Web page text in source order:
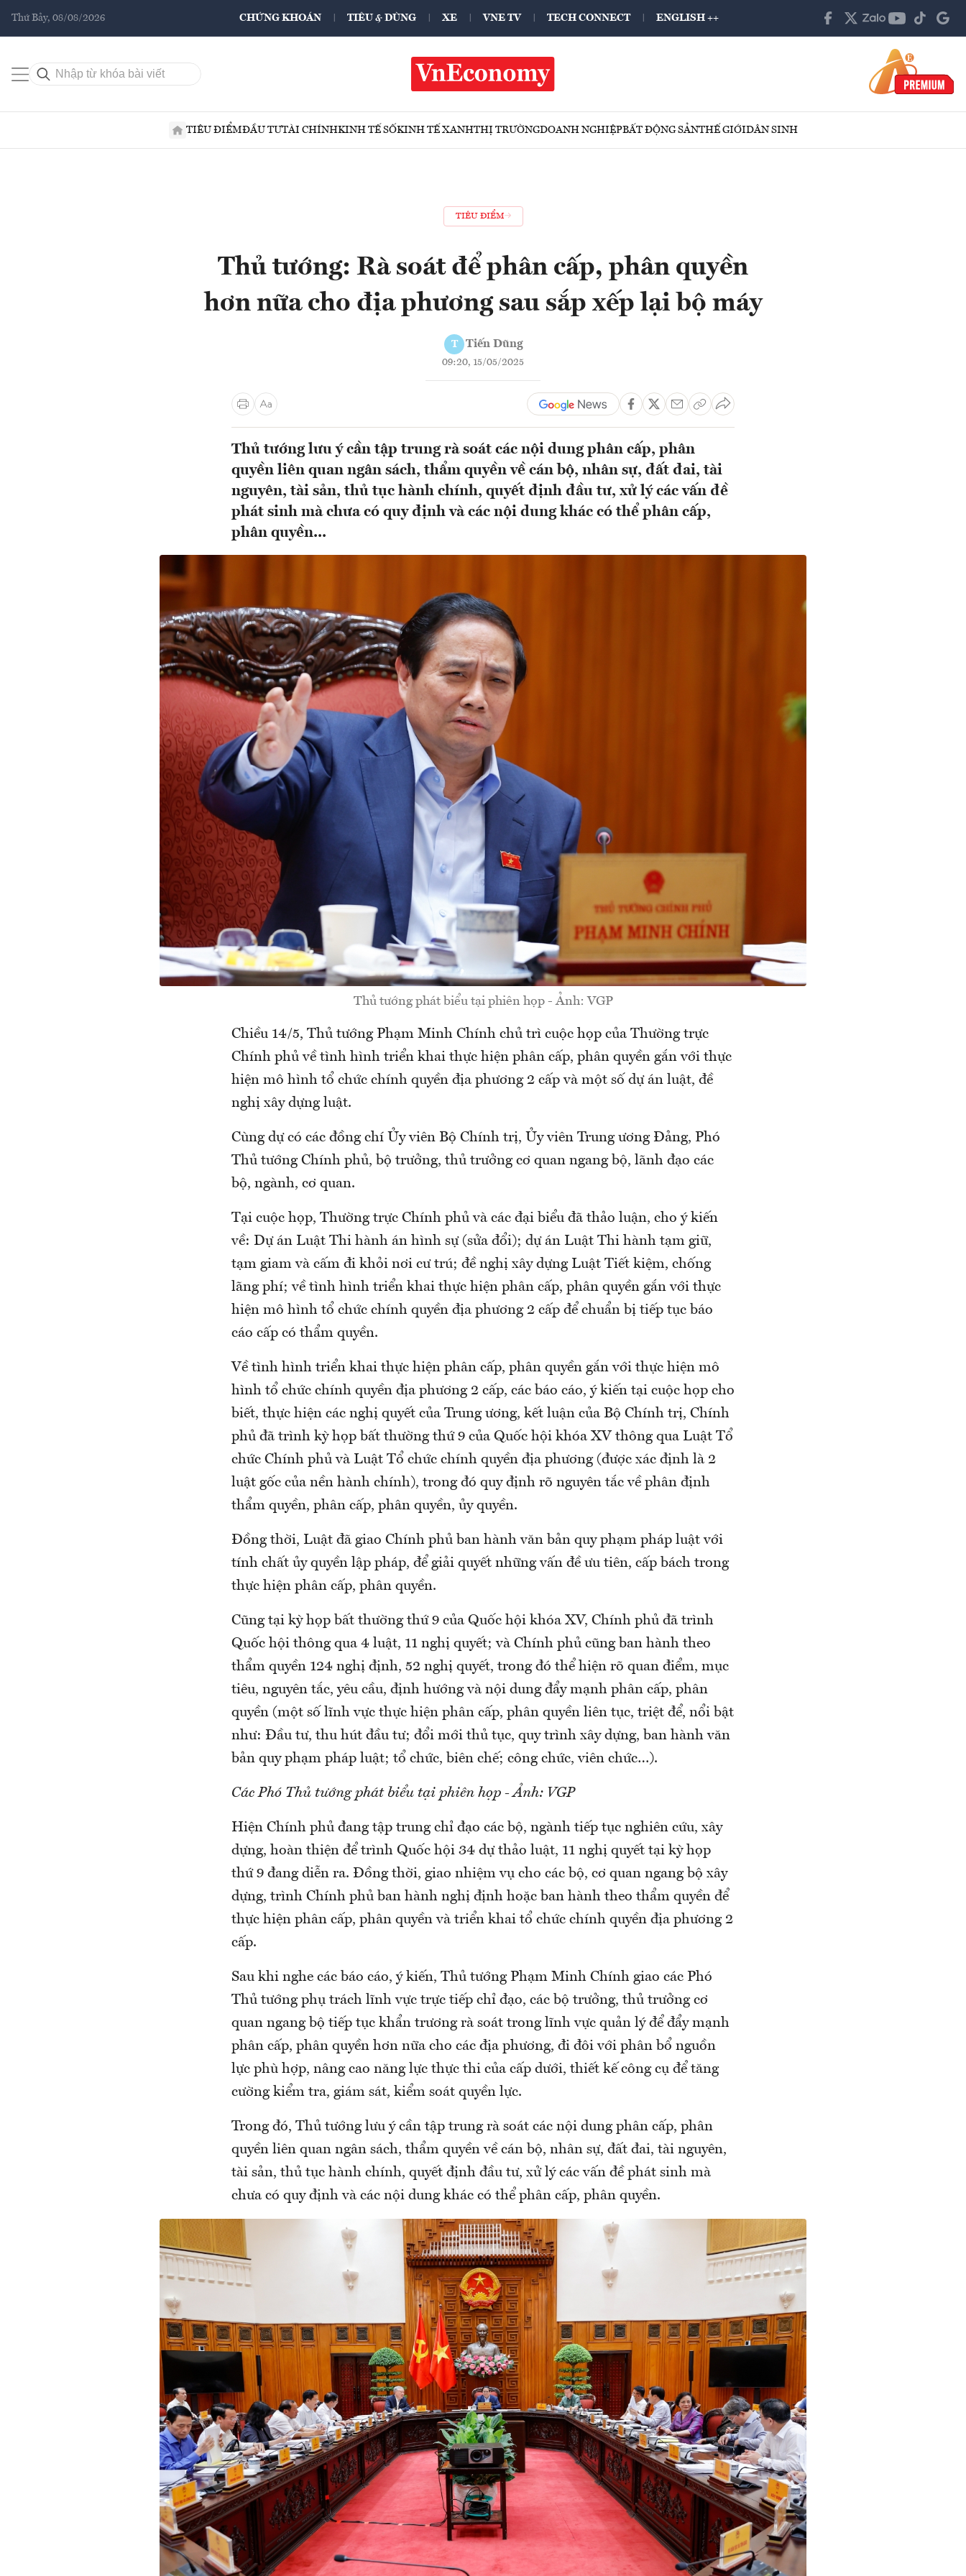
Thứ Bảy, 08/08/2026 CHỨNG KHOÁN TIÊU & DÙNG XE VNE TV TECH CONNECT ENGLISH ++
TIÊU ĐIỂMĐẦU TƯTÀI CHÍNHKINH TẾ SỐKINH TẾ XANHTHỊ TRƯỜNGDOANH NGHIỆPBẤT ĐỘNG SẢNTHẾ GIỚIDÂN SINH
TIÊU ĐIỂM
Thủ tướng: Rà soát để phân cấp, phân quyền
hơn nữa cho địa phương sau sắp xếp lại bộ máy
T Tiến Dũng
09:20, 15/05/2025
Thủ tướng lưu ý cần tập trung rà soát các nội dung phân cấp, phân
quyền liên quan ngân sách, thẩm quyền về cán bộ, nhân sự, đất đai, tài
nguyên, tài sản, thủ tục hành chính, quyết định đầu tư, xử lý các vấn đề
phát sinh mà chưa có quy định và các nội dung khác có thể phân cấp,
phân quyền...
Thủ tướng phát biểu tại phiên họp - Ảnh: VGP
Chiều 14/5, Thủ tướng Phạm Minh Chính chủ trì cuộc họp của Thường trực
Chính phủ về tình hình triển khai thực hiện phân cấp, phân quyền gắn với thực
hiện mô hình tổ chức chính quyền địa phương 2 cấp và một số dự án luật, đề
nghị xây dựng luật.
Cùng dự có các đồng chí Ủy viên Bộ Chính trị, Ủy viên Trung ương Đảng, Phó
Thủ tướng Chính phủ, bộ trưởng, thủ trưởng cơ quan ngang bộ, lãnh đạo các
bộ, ngành, cơ quan.
Tại cuộc họp, Thường trực Chính phủ và các đại biểu đã thảo luận, cho ý kiến
về: Dự án Luật Thi hành án hình sự (sửa đổi); dự án Luật Thi hành tạm giữ,
tạm giam và cấm đi khỏi nơi cư trú; đề nghị xây dựng Luật Tiết kiệm, chống
lãng phí; về tình hình triển khai thực hiện phân cấp, phân quyền gắn với thực
hiện mô hình tổ chức chính quyền địa phương 2 cấp để chuẩn bị tiếp tục báo
cáo cấp có thẩm quyền.
Về tình hình triển khai thực hiện phân cấp, phân quyền gắn với thực hiện mô
hình tổ chức chính quyền địa phương 2 cấp, các báo cáo, ý kiến tại cuộc họp cho
biết, thực hiện các nghị quyết của Trung ương, kết luận của Bộ Chính trị, Chính
phủ đã trình kỳ họp bất thường thứ 9 của Quốc hội khóa XV thông qua Luật Tổ
chức Chính phủ và Luật Tổ chức chính quyền địa phương (được xác định là 2
luật gốc của nền hành chính), trong đó quy định rõ nguyên tắc về phân định
thẩm quyền, phân cấp, phân quyền, ủy quyền.
Đồng thời, Luật đã giao Chính phủ ban hành văn bản quy phạm pháp luật với
tính chất ủy quyền lập pháp, để giải quyết những vấn đề ưu tiên, cấp bách trong
thực hiện phân cấp, phân quyền.
Cũng tại kỳ họp bất thường thứ 9 của Quốc hội khóa XV, Chính phủ đã trình
Quốc hội thông qua 4 luật, 11 nghị quyết; và Chính phủ cũng ban hành theo
thẩm quyền 124 nghị định, 52 nghị quyết, trong đó thể hiện rõ quan điểm, mục
tiêu, nguyên tắc, yêu cầu, định hướng và nội dung đẩy mạnh phân cấp, phân
quyền (một số lĩnh vực thực hiện phân cấp, phân quyền liên tục, triệt để, nổi bật
như: Đầu tư, thu hút đầu tư; đổi mới thủ tục, quy trình xây dựng, ban hành văn
bản quy phạm pháp luật; tổ chức, biên chế; công chức, viên chức…).
Các Phó Thủ tướng phát biểu tại phiên họp - Ảnh: VGP
Hiện Chính phủ đang tập trung chỉ đạo các bộ, ngành tiếp tục nghiên cứu, xây
dựng, hoàn thiện để trình Quốc hội 34 dự thảo luật, 11 nghị quyết tại kỳ họp
thứ 9 đang diễn ra. Đồng thời, giao nhiệm vụ cho các bộ, cơ quan ngang bộ xây
dựng, trình Chính phủ ban hành nghị định hoặc ban hành theo thẩm quyền để
thực hiện phân cấp, phân quyền và triển khai tổ chức chính quyền địa phương 2
cấp.
Sau khi nghe các báo cáo, ý kiến, Thủ tướng Phạm Minh Chính giao các Phó
Thủ tướng phụ trách lĩnh vực trực tiếp chỉ đạo, các bộ trưởng, thủ trưởng cơ
quan ngang bộ tiếp tục khẩn trương rà soát trong lĩnh vực quản lý để đẩy mạnh
phân cấp, phân quyền hơn nữa cho các địa phương, đi đôi với phân bổ nguồn
lực phù hợp, nâng cao năng lực thực thi của cấp dưới, thiết kế công cụ để tăng
cường kiểm tra, giám sát, kiểm soát quyền lực.
Trong đó, Thủ tướng lưu ý cần tập trung rà soát các nội dung phân cấp, phân
quyền liên quan ngân sách, thẩm quyền về cán bộ, nhân sự, đất đai, tài nguyên,
tài sản, thủ tục hành chính, quyết định đầu tư, xử lý các vấn đề phát sinh mà
chưa có quy định và các nội dung khác có thể phân cấp, phân quyền.